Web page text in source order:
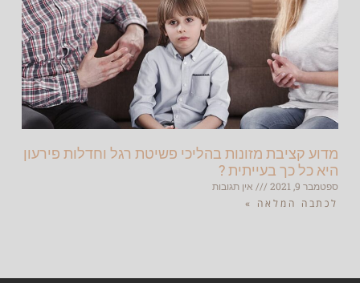
מדוע קציבת מזונות בהליכי פשיטת רגל וחדלות פירעון
היא כל כך בעייתית ?
ספטמבר 9, 2021 אין תגובות
לכתבה המלאה »